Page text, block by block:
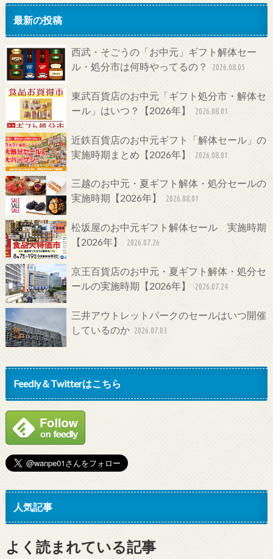
最新の投稿
西武・そごうの「お中元」ギフト解体セー
ル・処分市は何時やってるの？
2026.08.05
東武百貨店のお中元「ギフト処分市・解体セ
ール」はいつ？【2026年】
2026.08.01
近鉄百貨店のお中元ギフト「解体セール」の
実施時期まとめ【2026年】
2026.08.01
三越のお中元・夏ギフト解体・処分セールの
実施時期【2026年】
2026.08.01
松坂屋のお中元ギフト解体セール 実施時期
【2026年】
2026.07.26
京王百貨店のお中元・夏ギフト解体・処分セ
ールの実施時期【2026年】
2026.07.24
三井アウトレットパークのセールはいつ開催
しているのか 2026.07.03
Feedly＆Twitterはこちら
人気記事
よく読まれている記事